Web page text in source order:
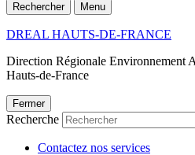
Rechercher Menu
DREAL HAUTS-DE-FRANCE
Direction Régionale Environnement
Hauts-de-France
Fermer
Recherche
Contactez nos services